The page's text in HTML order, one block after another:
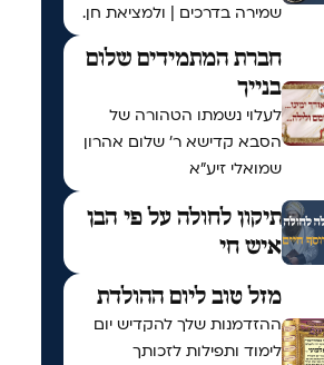
שמירה בדרכים | ולמציאת חן.
חברת המתמידים שלום
בנייך
לעלוי נשמתו הטהורה של
הסבא קדישא ר' שלום אהרון
שמואלי זיע"א
תיקון לחולה על פי הבן
איש חי
מזל טוב ליום ההולדת
ההזדמנות שלך להקדיש יום
לימוד ותפילות לזכותך